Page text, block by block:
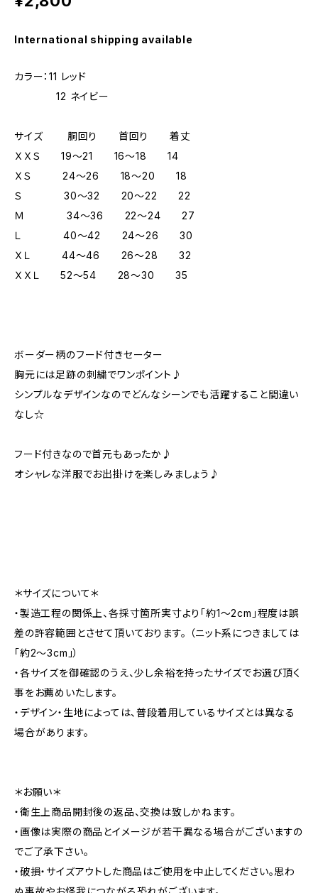
International shipping available
カラー：11 レッド
12 ネイビー
サイズ 胴回り 首回り 着丈
ＸＸＳ 19～21 16～18 14
ＸＳ 24～26 18～20 18
Ｓ 30～32 20～22 22
Ｍ 34～36 22～24 27
Ｌ 40～42 24～26 30
ＸＬ 44～46 26～28 32
ＸＸＬ 52～54 28～30 35
ボーダー柄のフード付きセーター
胸元には足跡の刺繍でワンポイント♪
シンプルなデザインなのでどんなシーンでも活躍すること間違い
なし☆
フード付きなので首元もあったか♪
オシャレな洋服でお出掛けを楽しみましょう♪
＊サイズについて＊
・製造工程の関係上、各採寸箇所実寸より「約1～2cm」程度は誤
差の許容範囲とさせて頂いております。 （ニット系につきましては
「約2～3cm」）
・各サイズを御確認のうえ、少し余裕を持ったサイズでお選び頂く
事をお薦めいたします。
・デザイン・生地によっては、普段着用しているサイズとは異なる
場合があります。
＊お願い＊
・衛生上商品開封後の返品、交換は致しかねます。
・画像は実際の商品とイメージが若干異なる場合がございますの
でご了承下さい。
・破損・サイズアウトした商品はご使用を中止してください。思わ